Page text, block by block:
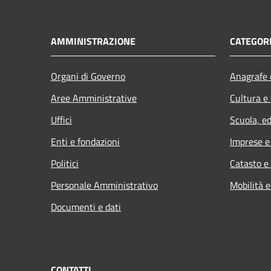
AMMINISTRAZIONE
Organi di Governo
Aree Amministrative
Uffici
Enti e fondazioni
Politici
Personale Amministrativo
Documenti e dati
Cultura
Scuola,
Imprese
Catasto
Mobilità